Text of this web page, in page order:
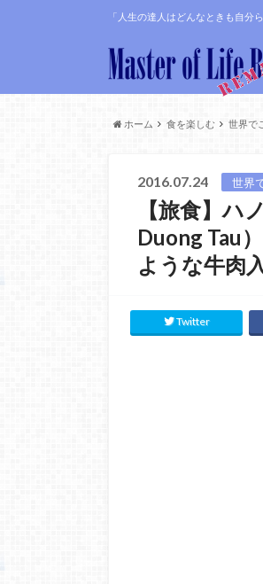
「人生の達人はどんなときも自分
ホーム 食を楽しむ 世界で
2016.07.24 世界
【旅食】ハ
Duong Tau
ような牛肉
Twitter